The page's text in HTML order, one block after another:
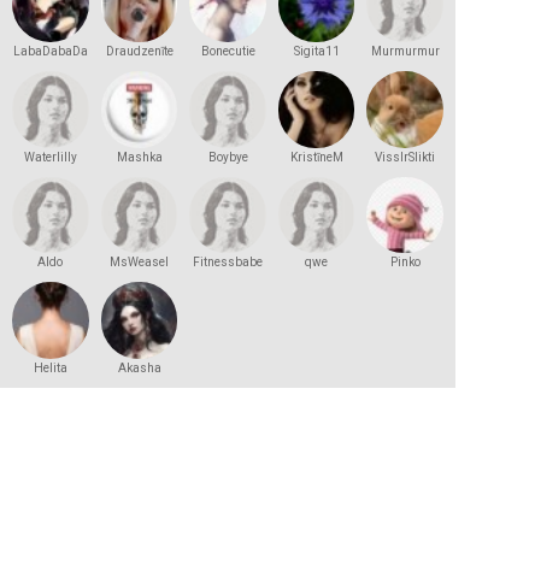
LabaDabaDa Draudzenīte Bonecutie Sigita11 Murmurmur
Waterlilly
Mashka
Boybye KristīneM VissIrSlikti
Aldo MsWeasel Fitnessbabe qwe Pinko
Helita Akasha